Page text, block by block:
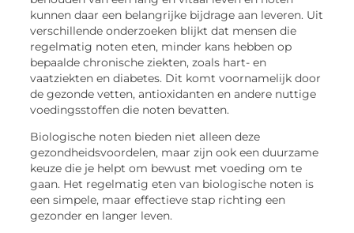
kunnen daar een belangrijke bijdrage aan leveren. Uit
verschillende onderzoeken blijkt dat mensen die
regelmatig noten eten, minder kans hebben op
bepaalde chronische ziekten, zoals hart- en
vaatziekten en diabetes. Dit komt voornamelijk door
de gezonde vetten, antioxidanten en andere nuttige
voedingsstoffen die noten bevatten.
Biologische noten bieden niet alleen deze
gezondheidsvoordelen, maar zijn ook een duurzame
keuze die je helpt om bewust met voeding om te
gaan. Het regelmatig eten van biologische noten is
een simpele, maar effectieve stap richting een
gezonder en langer leven.